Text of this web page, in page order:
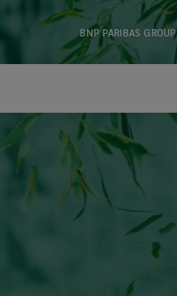
BNP PARIBAS GROUP